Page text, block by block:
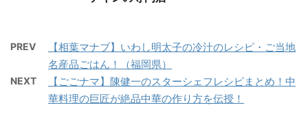
PREV
【相葉マナブ】いわし明太子の冷汁のレシピ・ご当地
名産品ごはん！（福岡県）
NEXT
【ごごナマ】陳健一のスターシェフレシピまとめ！中
華料理の巨匠が絶品中華の作り方を伝授！